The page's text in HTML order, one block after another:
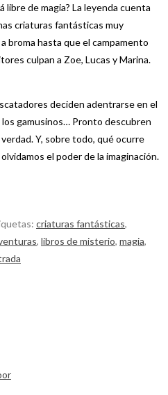
libre de magia? La leyenda cuenta
criaturas fantásticas muy
broma hasta que el campamento
culpan a Zoe, Lucas y Marina.
deciden adentrarse en el
gamusinos… Pronto descubren
Y, sobre todo, qué ocurre
el poder de la imaginación.
criaturas fantásticas,
, libros de misterio, magia,